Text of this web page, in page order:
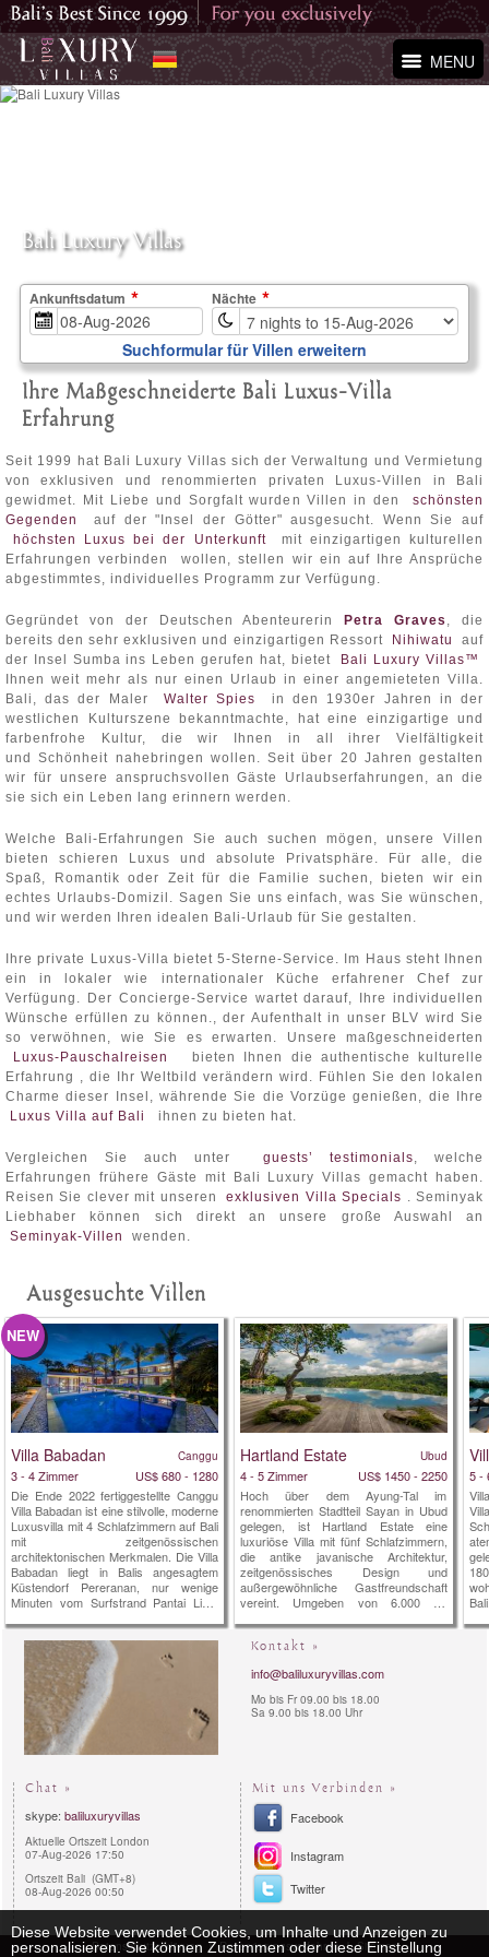
MENU
Bali Luxury Villas
Ankunftsdatum Nächte
Suchformular für Villen erweitern
Ihre Maßgeschneiderte Bali Luxus-Villa
Erfahrung
Seit 1999 hat Bali Luxury Villas sich der Verwaltung und Vermietung
von exklusiven und renommierten privaten Luxus-Villen in Bali
gewidmet. Mit Liebe und Sorgfalt wurden Villen in den schönsten
Gegenden
auf der "Insel der Götter" ausgesucht. Wenn Sie auf
höchsten Luxus bei der Unterkunftmit einzigartigen kulturellen
Erfahrungen verbinden wollen, stellen wir ein auf Ihre Ansprüche
abgestimmtes, individuelles Programm zur Verfügung.
Gegründet von der Deutschen Abenteurerin Petra Graves , die
bereits den sehr exklusiven und einzigartigen Ressort
Nihiwatu
auf
der Insel Sumba ins Leben gerufen hat, bietet
Bali Luxury Villas™
Ihnen weit mehr als nur einen Urlaub in einer angemieteten Villa.
Bali, das der MalerWalter Spies in den 1930er Jahren in der
westlichen Kulturszene bekanntmachte, hat eine einzigartige und
farbenfrohe Kultur, die wir Ihnen in all ihrer Vielfältigkeit
und Schönheit nahebringen wollen. Seit über 20 Jahren gestalten
wir für unsere anspruchsvollen Gäste Urlaubserfahrungen, an die
sie sich ein Leben lang erinnern werden.
Welche Bali-Erfahrungen Sie auch suchen mögen, unsere Villen
bieten schieren Luxus und absolute Privatsphäre. Für alle, die
Spaß, Romantik oder Zeit für die Familie suchen, bieten wir ein
echtes Urlaubs-Domizil. Sagen Sie uns einfach, was Sie wünschen,
und wir werden Ihren idealen Bali-Urlaub für Sie gestalten.
Ihre private Luxus-Villa bietet 5-Sterne-Service. Im Haus steht Ihnen
ein in lokaler wie internationaler Küche erfahrener Chef zur
Verfügung. Der Concierge-Service wartet darauf, Ihre individuellen
Wünsche erfüllen zu können., der Aufenthalt in unser BLV wird Sie
so verwöhnen, wie Sie es erwarten. Unsere maßgeschneiderten
Luxus-Pauschalreisen
bieten Ihnen die authentische kulturelle
Erfahrung , die Ihr Weltbild verändern wird. Fühlen Sie den lokalen
Charme dieser Insel, währende Sie die Vorzüge genießen, die Ihre
Luxus Villa auf Bali
ihnen zu bieten hat.
Vergleichen Sie auch unter guests’ testimonials, welche
Erfahrungen frühere Gäste mit Bali Luxury Villas gemacht haben.
Reisen Sie clever mit unserenexklusiven Villa Specials . Seminyak
Liebhaber können sich direkt an unsere große Auswahl an
Seminyak-Villen
wenden.
Ausgesuchte Villen
NEW
Villa Babadan Canggu
3 - 4 Zimmer
US$ 680 - 1280
Die Ende 2022 fertiggestellte Canggu
Villa Babadan ist eine stilvolle, moderne
Luxusvilla mit 4 Schlafzimmern auf Bali
mit zeitgenössischen
architektonischen Merkmalen. Die Villa
Babadan liegt in Balis angesagtem
Küstendorf Pereranan, nur wenige
Minuten vom Surfstrand Pantai Lima
magazinwürdigen Innenräumen, die
durch viel natürliches Licht aufgewertet
werden, befindet sich die Villa Babadan
in einer begehrten Lage in Canggu. Die
auf zwei Ebenen auf...
Hartland Estate Ubud
4 - 5 Zimmer
US$ 1450 - 2250
Hoch über dem Ayung-Tal im
renommierten Stadtteil Sayan in Ubud
gelegen, ist Hartland Estate eine
luxuriöse Villa mit fünf Schlafzimmern,
die antike javanische Architektur,
zeitgenössisches Design und
außergewöhnliche Gastfreundschaft
vereint. Umgeben von 6.000 m²
das Anwesen über einen
spektakulären, 26 Meter langen
von einer natürlichen Quelle, einen
atemberaubenden Panoramablick über
das Tal,...
5 -
Kontakt »
info@baliluxuryvillas.com
Mo bis Fr 09.00 bis 18.00
Sa 9.00 bis 18.00 Uhr
Chat »
skype: baliluxuryvillas
Aktuelle Ortszeit London
07-Aug-2026 17:50
Ortszeit Bali (GMT+8)
08-Aug-2026 00:50
Mit uns Verbinden »
Facebook
Instagram
Twitter
Datenschutzerklärung Reservierungsverfahren Sitemap
Diese Website verwendet Cookies, um Inhalte und Anzeigen zu
personalisieren. Sie können Zustimmen oder diese Einstellung